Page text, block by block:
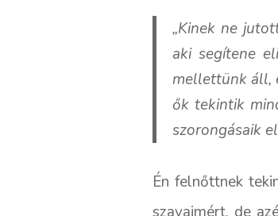
„Kinek ne
aki segítene
mellettünk áll,
ők tekintik
szorongásaik
Én felnőttnek